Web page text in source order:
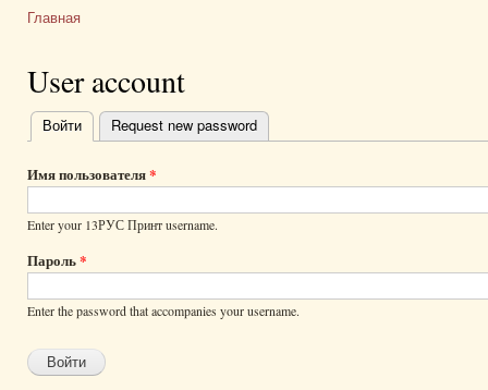
Главная
User account
Главные
вкладки
Войти (активная вкладка)
Request new password
Имя пользователя*
Enter your 13РУС Принт username.
Пароль*
Enter the password that accompanies your username.